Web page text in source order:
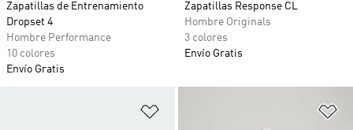
Zapatillas de Entrenamiento
Dropset 4
Hombre Performance
10 colores
Envío Gratis
Zapatillas Response CL
Hombre Originals
3 colores
Envío Gratis